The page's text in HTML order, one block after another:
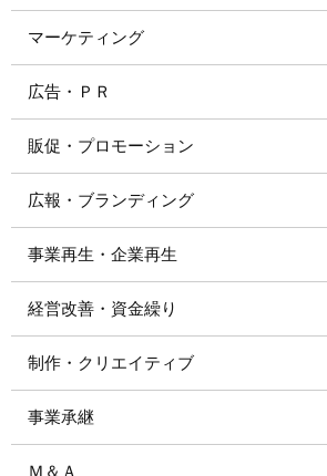
マーケティング
広告・ＰＲ
販促・プロモーション
広報・ブランディング
事業再生・企業再生
経営改善・資金繰り
制作・クリエイティブ
事業承継
Ｍ＆Ａ